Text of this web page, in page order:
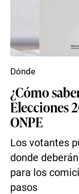
¿Cómo
Elecciones
ONPE
Los votantes
donde
para los
pasos
Dónde